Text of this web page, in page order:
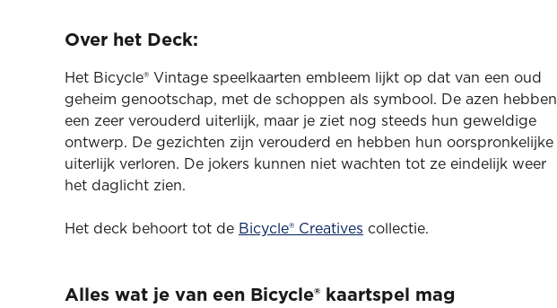
Over het Deck:
Het Bicycle® Vintage speelkaarten embleem lijkt op dat van een oud
geheim genootschap, met de schoppen als symbool. De azen hebben
een zeer verouderd uiterlijk, maar je ziet nog steeds hun geweldige
ontwerp. De gezichten zijn verouderd en hebben hun oorspronkelijke
uiterlijk verloren. De jokers kunnen niet wachten tot ze eindelijk weer
het daglicht zien.
Het deck behoort tot de Bicycle® Creatives collectie.
Alles wat je van een Bicycle® kaartspel mag